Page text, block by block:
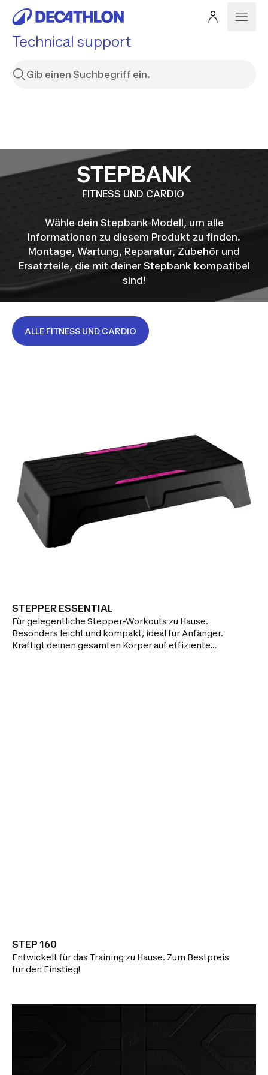
Technical support
STEPBANK
FITNESS UND CARDIO
Wähle dein Stepbank-Modell, um alle
Informationen zu diesem Produkt zu finden.
Montage, Wartung, Reparatur, Zubehör und
Ersatzteile, die mit deiner Stepbank kompatibel
sind!
ALLE FITNESS UND CARDIO
STEPPER ESSENTIAL
Für gelegentliche Stepper-Workouts zu Hause.
Besonders leicht und kompakt, ideal für Anfänger.
Kräftigt deinen gesamten Körper auf effiziente
STEP 160
Entwickelt für das Training zu Hause. Zum Bestpreis
für den Einstieg!